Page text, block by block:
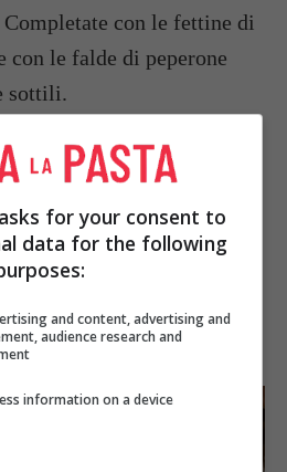
con le fettine di
con le falde di peperone
sottili.
gothamist.com
collaboratrice di Buttalapasta dal 2008
tra tutte le tipologie di ricette, dai
dai secondi ai dolci.
PIANO
for your consent to
data for the following
and content, advertising and
audience research and
information on a device